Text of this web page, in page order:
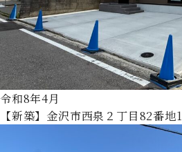
令和8年4月
【新築】金沢市西泉２丁目82番地1